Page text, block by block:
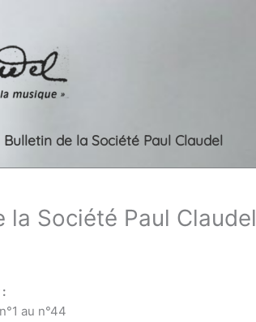
Bulletin de la Société Paul Claudel
Société Paul Claudel
au n°44